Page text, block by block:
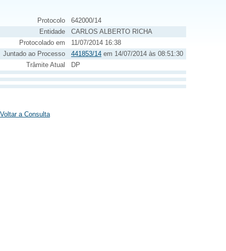
Protocolo
642000/14
Entidade
CARLOS ALBERTO RICHA
Protocolado em
11/07/2014 16:38
Juntado ao Processo
441853/14 em 14/07/2014 às 08:51:30
Trâmite Atual
DP
Voltar a Consulta